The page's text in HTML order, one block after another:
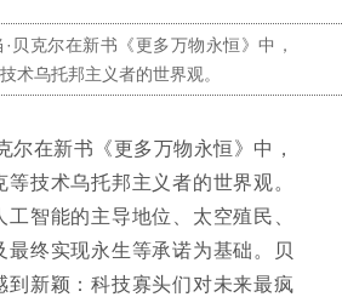
贝克尔在新书《更多万物永恒》中，
术乌托邦主义者的世界观。
尔在新书《更多万物永恒》中，
技术乌托邦主义者的世界观。
智能的主导地位、太空殖民、
最终实现永生等承诺为基础。贝
到新颖：科技寡头们对未来最疯